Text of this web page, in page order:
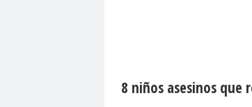
8 niños asesinos que